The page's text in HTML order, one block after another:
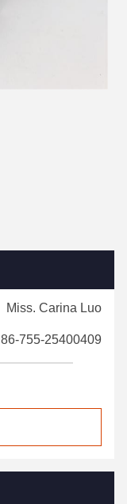
Miss. Carina Luo
86-755-25400409